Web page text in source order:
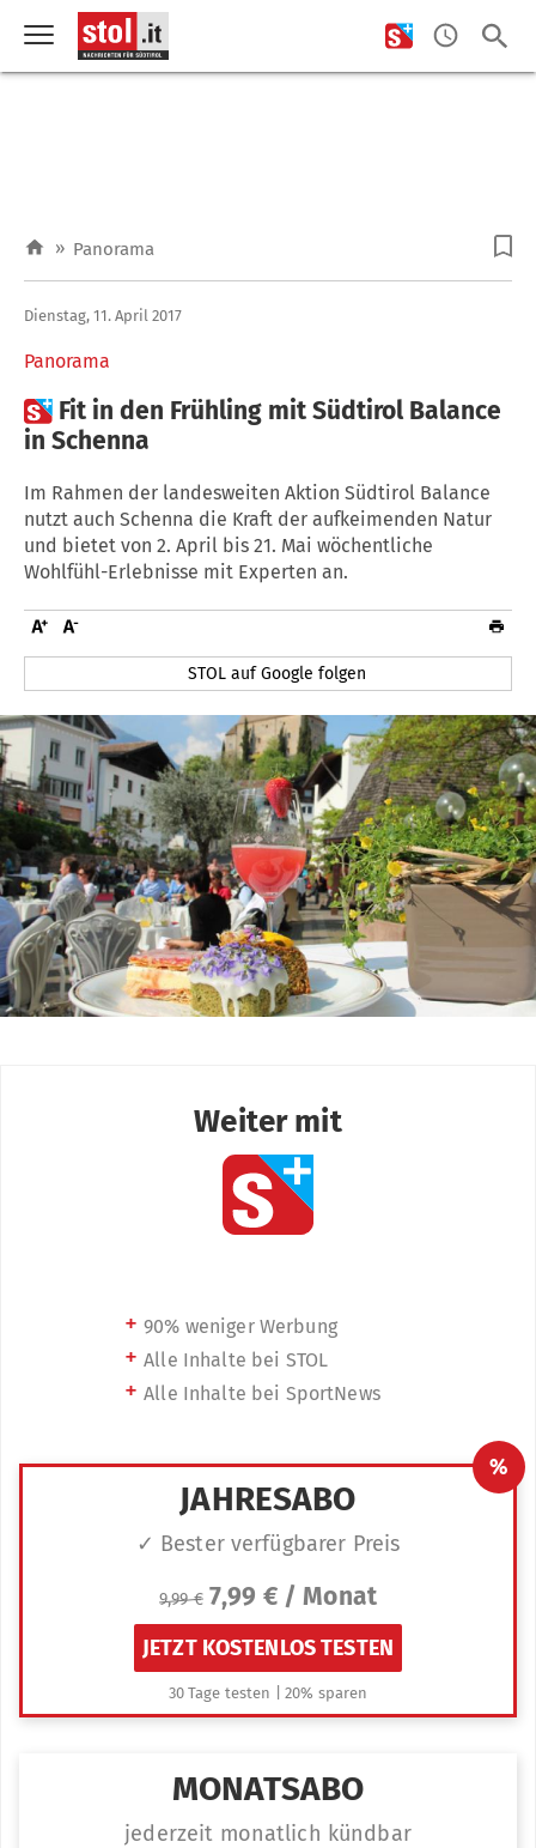
» Panorama
Panorama
Dienstag, 11. April 2017
 Fit in den Frühling mit Südtirol Balance
in Schenna
Im Rahmen der landesweiten Aktion Südtirol Balance
nutzt auch Schenna die Kraft der aufkeimenden Natur
und bietet von 2. April bis 21. Mai wöchentliche
Wohlfühl-Erlebnisse mit Experten an.
STOL auf Google folgen